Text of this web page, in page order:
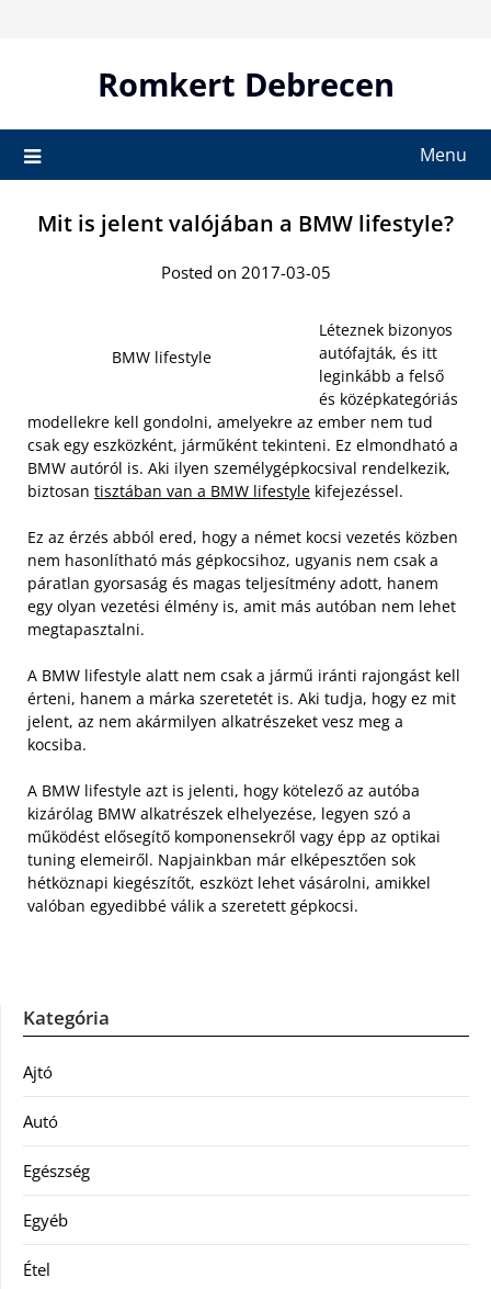
Romkert Debrecen
Menu
Mit is jelent valójában a BMW lifestyle?
Posted on 2017-03-05
BMW lifestyle
Léteznek bizonyos
autófajták, és itt
leginkább a felső
és középkategóriás
modellekre kell gondolni, amelyekre az ember nem tud
csak egy eszközként, járműként tekinteni. Ez elmondható a
BMW autóról is. Aki ilyen személygépkocsival rendelkezik,
biztosan tisztában van a BMW lifestyle kifejezéssel.
Ez az érzés abból ered, hogy a német kocsi vezetés közben
nem hasonlítható más gépkocsihoz, ugyanis nem csak a
páratlan gyorsaság és magas teljesítmény adott, hanem
egy olyan vezetési élmény is, amit más autóban nem lehet
megtapasztalni.
A BMW lifestyle alatt nem csak a jármű iránti rajongást kell
érteni, hanem a márka szeretetét is. Aki tudja, hogy ez mit
jelent, az nem akármilyen alkatrészeket vesz meg a
kocsiba.
A BMW lifestyle azt is jelenti, hogy kötelező az autóba
kizárólag BMW alkatrészek elhelyezése, legyen szó a
működést elősegítő komponensekről vagy épp az optikai
tuning elemeiről. Napjainkban már elképesztően sok
hétköznapi kiegészítőt, eszközt lehet vásárolni, amikkel
valóban egyedibbé válik a szeretett gépkocsi.
Kategória
Ajtó
Autó
Egészség
Egyéb
Étel